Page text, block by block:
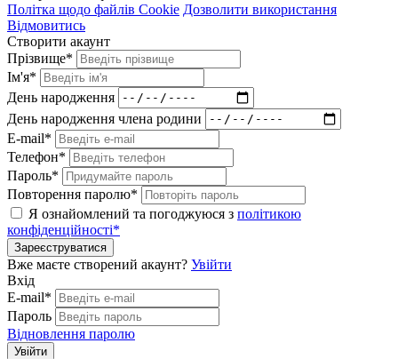
Політка щодо файлів Cookie Дозволити використання
Відмовитись
Створити акаунт
Прізвище*
Ім'я*
День народження
День народження члена родини
E-mail*
Телефон*
Пароль*
Повторення паролю*
Я ознайомлений та погоджуюся з політикою
конфіденційності*
Зареєструватися
Вже маєте створений акаунт? Увійти
Вхід
E-mail*
Пароль
Відновлення паролю
Увійти